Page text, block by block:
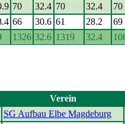
70 32.4 70 32.4
70
66 30.6 61 28.2
69
1326 32.6 1319 32.4
Verein
SG Aufbau Elbe Magdeburg